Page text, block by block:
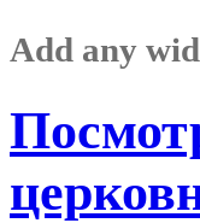
Add any